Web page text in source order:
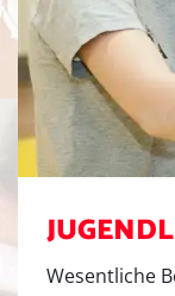
JUGENDL
Wesentliche